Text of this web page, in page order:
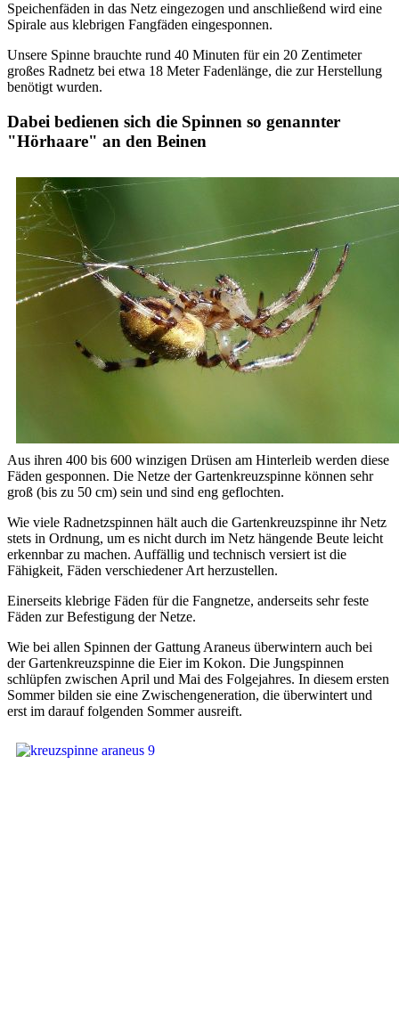
Speichenfäden in das Netz eingezogen und anschließend wird eine
Spirale aus klebrigen Fangfäden eingesponnen.
Unsere Spinne brauchte rund 40 Minuten für ein 20 Zentimeter
großes Radnetz bei etwa 18 Meter Fadenlänge, die zur Herstellung
benötigt wurden.
Dabei bedienen sich die Spinnen so genannter
"Hörhaare" an den Beinen
Aus ihren 400 bis 600 winzigen Drüsen am Hinterleib werden diese
Fäden gesponnen. Die Netze der Gartenkreuzspinne können sehr
groß (bis zu 50 cm) sein und sind eng geflochten.
Wie viele Radnetzspinnen hält auch die Gartenkreuzspinne ihr Netz
stets in Ordnung, um es nicht durch im Netz hängende Beute leicht
erkennbar zu machen. Auffällig und technisch versiert ist die
Fähigkeit, Fäden verschiedener Art herzustellen.
Einerseits klebrige Fäden für die Fangnetze, anderseits sehr feste
Fäden zur Befestigung der Netze.
Wie bei allen Spinnen der Gattung Araneus überwintern auch bei
der Gartenkreuzspinne die Eier im Kokon. Die Jungspinnen
schlüpfen zwischen April und Mai des Folgejahres. In diesem ersten
Sommer bilden sie eine Zwischengeneration, die überwintert und
erst im darauf folgenden Sommer ausreift.